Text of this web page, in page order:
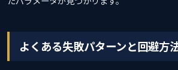
よくある失敗パターンと回避方